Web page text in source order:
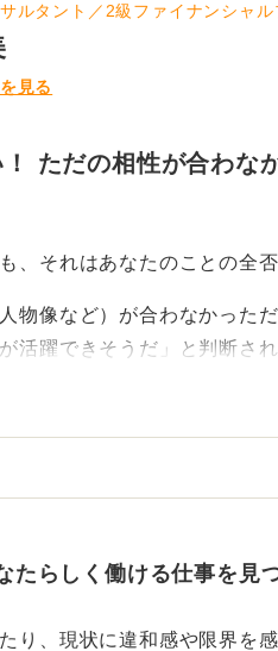
ルタント／2級ファイナンシャ
見る
ただの相性が合わな
、それはあなたのことの全
物像など）が合わなかった
活躍できそうだ」と判断さ
の企業に受かるわけではあ
つめ直そう！
特性と受けている業界や職
す。
たらしく働ける仕事を見
り、現状に違和感や限界を